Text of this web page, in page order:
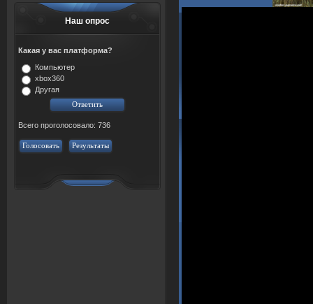
Наш опрос
Какая у вас платформа?
Компьютер
xbox360
Другая
Всего проголосовало: 736
Голосовать Результаты